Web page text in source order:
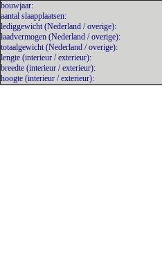
bouwjaar:
aantal slaapplaatsen:
lediggewicht (Nederland / overige):
laadvermogen (Nederland / overige):
totaalgewicht (Nederland / overige):
lengte (interieur / exterieur):
breedte (interieur / exterieur):
hoogte (interieur / exterieur):